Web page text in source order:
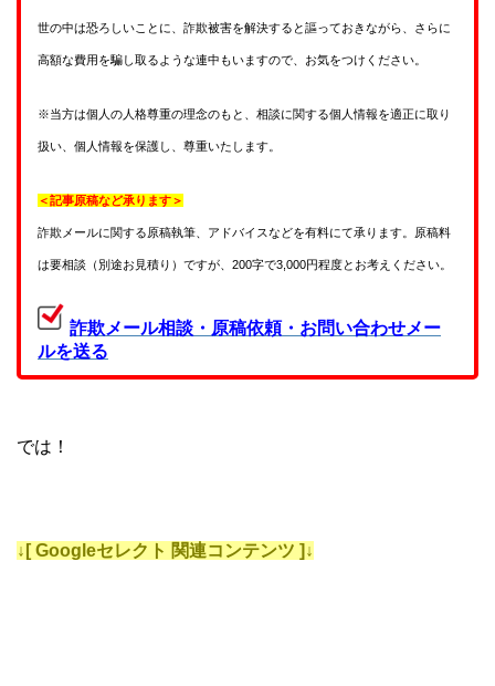
世の中は恐ろしいことに、詐欺被害を解決すると謳っておきながら、さらに
高額な費用を騙し取るような連中もいますので、お気をつけください。
※当方は個人の人格尊重の理念のもと、相談に関する個人情報を適正に取り
扱い、個人情報を保護し、尊重いたします。
＜記事原稿など承ります＞
詐欺メールに関する原稿執筆、アドバイスなどを有料にて承ります。原稿料
は要相談（別途お見積り）ですが、200字で3,000円程度とお考えください。
詐欺メール相談・原稿依頼・お問い合わせメー
ルを送る
では！
↓[ Googleセレクト 関連コンテンツ ]↓